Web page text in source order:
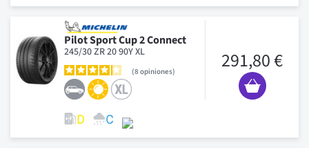
Pilot Sport Cup 2 Connect
245/30 ZR 20 90Y XL
8 opiniones 291,80 €